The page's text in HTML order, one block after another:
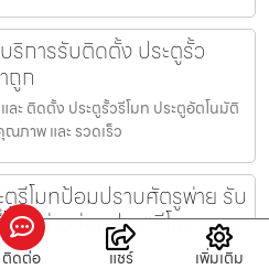
ริการรับติดตั้ง ประตูรั้ว
ถูก
ะ ติดตั้ง ประตูรั้วรีโมท ประตูอัตโนมัติ
ภาพ และ รวดเร็ว
รีโมทป้อมปราบศัตรูพ่าย รับ
ย ช่างซ่อมประตูรีโมท จาก
ติดต่อ แชร์ เพิ่มเติม